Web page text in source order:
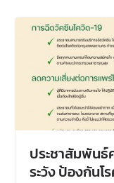
ประชาสัมพันธ์
ระวัง ป้องกันโ